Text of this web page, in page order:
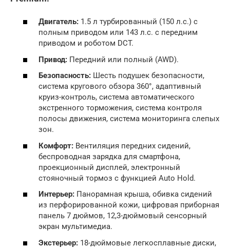
Двигатель: 1.5 л турбированный (150 л.с.) с
полным приводом или 143 л.с. с передним
приводом и роботом DCT.
Привод: Передний или полный (AWD).
Безопасность: Шесть подушек безопасности,
система кругового обзора 360°, адаптивный
круиз-контроль, система автоматического
экстренного торможения, система контроля
полосы движения, система мониторинга слепых
зон.
Комфорт: Вентиляция передних сидений,
беспроводная зарядка для смартфона,
проекционный дисплей, электронный
стояночный тормоз с функцией Auto Hold.
Интерьер: Панорамная крыша, обивка сидений
из перфорированной кожи, цифровая приборная
панель 7 дюймов, 12,3-дюймовый сенсорный
экран мультимедиа.
Экстерьер: 18-дюймовые легкосплавные диски,